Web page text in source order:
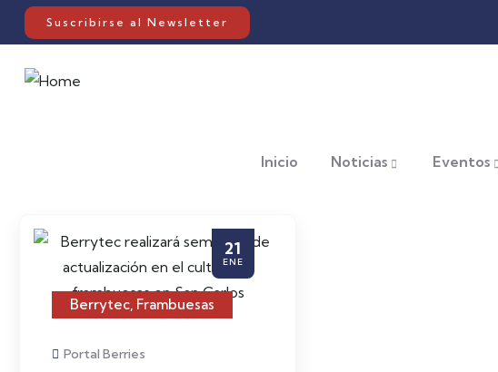
Suscribirse al Newsletter
Inicio Noticias Eventos
21
ENE
Berrytec, Frambuesas
Portal Berries